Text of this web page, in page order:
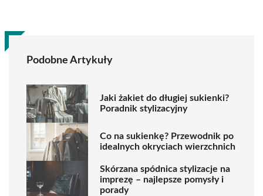
Podobne Artykuły
Jaki żakiet do długiej sukienki?
Poradnik stylizacyjny
Co na sukienkę? Przewodnik po
idealnych okryciach wierzchnich
Skórzana spódnica stylizacje na
imprezę – najlepsze pomysły i
porady